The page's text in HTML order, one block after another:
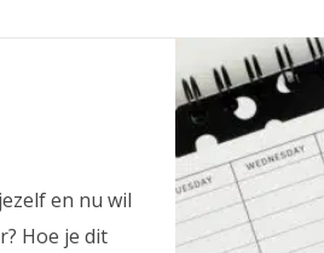
en nu wil
Hoe je dit